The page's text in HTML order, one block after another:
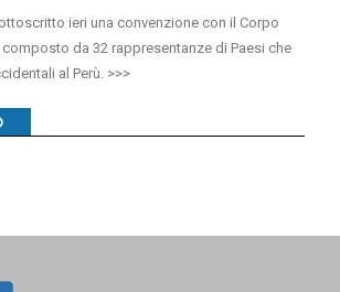
ieri una convenzione con il Corpo
da 32 rappresentanze di Paesi che
al Perù.